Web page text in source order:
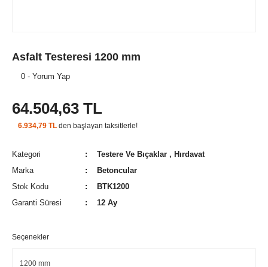
Asfalt Testeresi 1200 mm
0 - Yorum Yap
64.504,63 TL
6.934,79 TL den başlayan taksitlerle!
Kategori Testere Ve Bıçaklar , Hırdavat
Marka
Betoncular
Stok Kodu
BTK1200
Garanti Süresi
12 Ay
Seçenekler